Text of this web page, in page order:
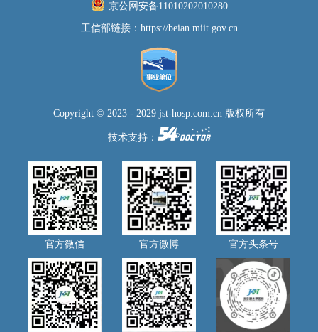
京公网安备11010202010280
工信部链接： https://beian.miit.gov.cn
Copyright © 2023 - 2029 jst-hosp.com.cn 版权所有
技术支持：
官方微信 官方微博 官方头条号